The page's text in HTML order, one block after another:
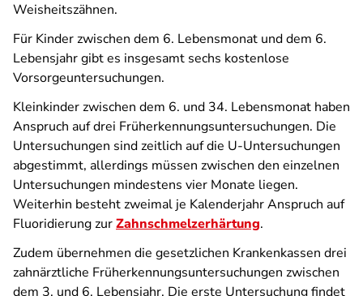
Weisheitszähnen.
Für Kinder zwischen dem 6. Lebensmonat und dem 6.
Lebensjahr gibt es insgesamt sechs kostenlose
Vorsorgeuntersuchungen.
Kleinkinder zwischen dem 6. und 34. Lebensmonat haben
Anspruch auf drei Früherkennungsuntersuchungen. Die
Untersuchungen sind zeitlich auf die U-Untersuchungen
abgestimmt, allerdings müssen zwischen den einzelnen
Untersuchungen mindestens vier Monate liegen.
Weiterhin besteht zweimal je Kalenderjahr Anspruch auf
Fluoridierung zurZahnschmelzerhärtung.
Zudem übernehmen die gesetzlichen Krankenkassen drei
zahnärztliche Früherkennungsuntersuchungen zwischen
dem 3. und 6. Lebensjahr. Die erste Untersuchung findet